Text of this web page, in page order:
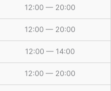
12:00 — 20:00
12:00 — 20:00
12:00 — 14:00
12:00 — 20:00